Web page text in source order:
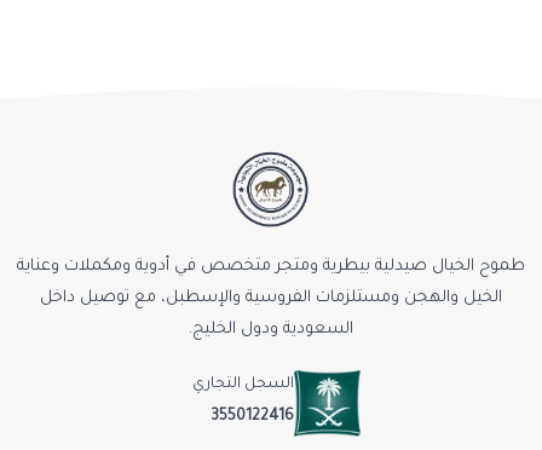
طموح الخيال صيدلية بيطرية ومتجر متخصص في أدوية ومكملات وعناية
الخيل والهجن ومستلزمات الفروسية والإسطبل، مع توصيل داخل
السعودية ودول الخليج.
السجل التجاري
3550122416